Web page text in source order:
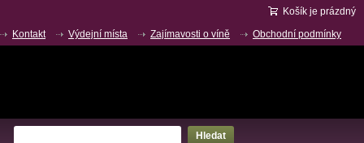
Košík je prázdný
Kontakt
Výdejní místa Zajímavosti o víně
Obchodní podmínky
Hledat